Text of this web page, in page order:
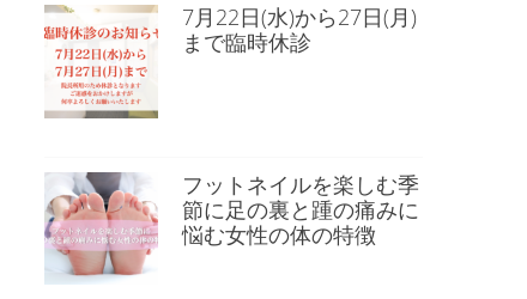
7月22日(水)から27日(月)
まで臨時休診
フットネイルを楽しむ季
節に足の裏と踵の痛みに
悩む女性の体の特徴